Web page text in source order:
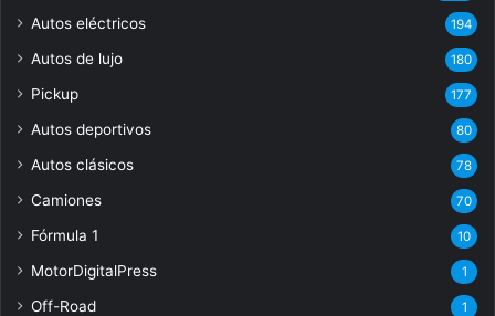
Autos eléctricos 194
Autos de lujo 180
Pickup 177
Autos deportivos 80
Autos clásicos 78
Camiones 70
Fórmula 1 10
MotorDigitalPress 1
Off-Road 1